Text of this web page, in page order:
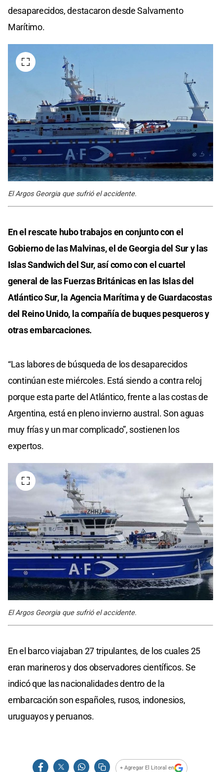
desaparecidos, destacaron desde Salvamento
Marítimo.
El Argos Georgia que sufrió el accidente.
En el rescate hubo trabajos en conjunto con el
Gobierno de las Malvinas, el de Georgia del Sur y las
Islas Sandwich del Sur, así como con el cuartel
general de las Fuerzas Británicas en las Islas del
Atlántico Sur, la Agencia Marítima y de Guardacostas
del Reino Unido, la compañía de buques pesqueros y
otras embarcaciones.
“Las labores de búsqueda de los desaparecidos
continúan este miércoles. Está siendo a contra reloj
porque esta parte del Atlántico, frente a las costas de
Argentina, está en pleno invierno austral. Son aguas
muy frías y un mar complicado”, sostienen los
expertos.
El Argos Georgia que sufrió el accidente.
En el barco viajaban 27 tripulantes, de los cuales 25
eran marineros y dos observadores científicos. Se
indicó que las nacionalidades dentro de la
embarcación son españoles, rusos, indonesios,
uruguayos y peruanos.
+ Agregar El Litoral en